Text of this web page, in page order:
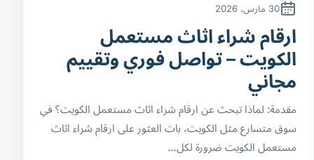
30 مارس، 2026
ارقام شراء اثاث مستعمل
الكويت – تواصل فوري وتقييم
مجاني
مقدمة: لماذا تبحث عن ارقام شراء اثاث مستعمل الكويت؟ في
سوق متسارع مثل الكويت، بات العثور على ارقام شراء اثاث
مستعمل الكويت ضرورة لكل…